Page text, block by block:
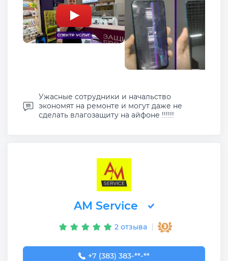
Ужасные сотрудники и начальство
экономят на ремонте и могут даже не
сделать влагозащиту на айфоне !!!!!!
AM Service
2 отзыва
+7 (383) 383-65-03
+7 (383) 383-**-**